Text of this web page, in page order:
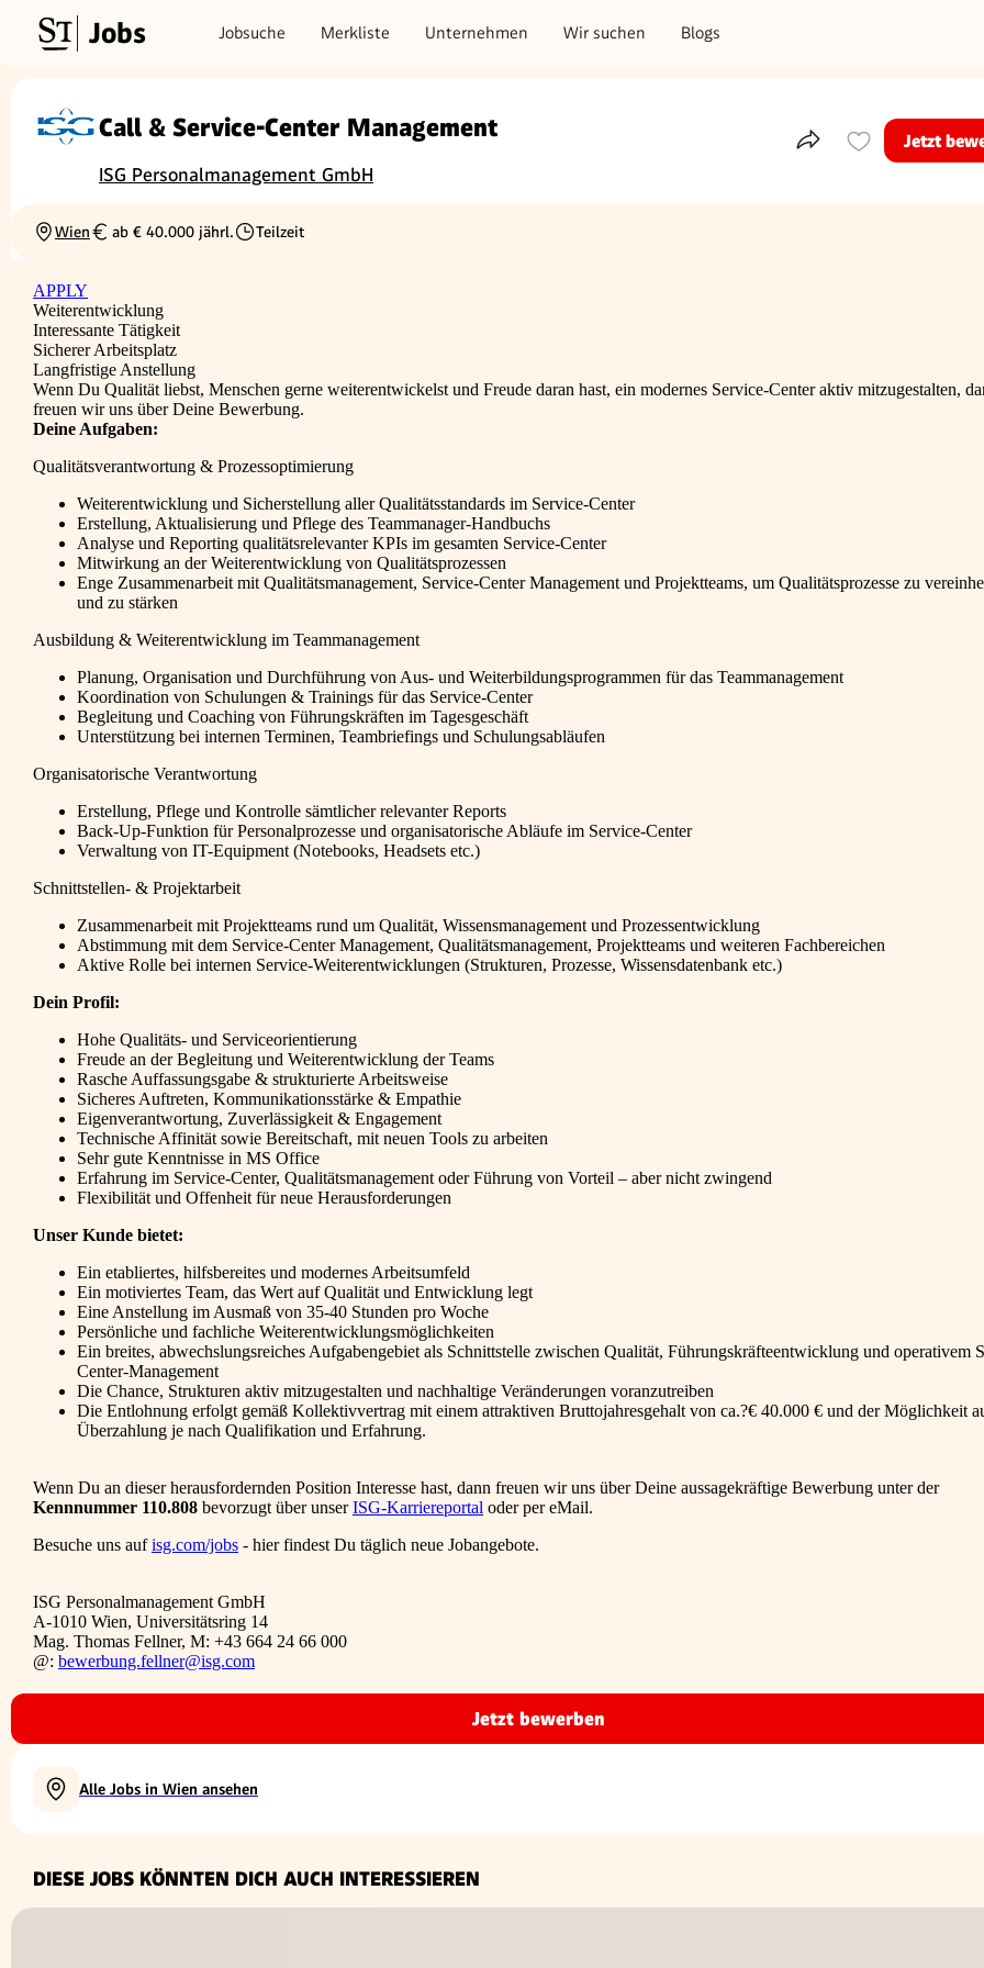
Jobs Jobsuche Merkliste Unternehmen Wir suchen Blogs
Call & Service-Center Management
ISG Personalmanagement GmbH
Teile dieses Inserat
Jetzt
Ortschaft
Wien
Gehalt
ab € 40.000 jährl.
Beschäftigungsart
Teilzeit
APPLY
Weiterentwicklung
Interessante Tätigkeit
Sicherer Arbeitsplatz
Langfristige Anstellung
Wenn Du Qualität liebst, Menschen gerne weiterentwickelst und Freude daran hast, ein modernes Service-Center aktiv mitzugestalten,
freuen wir uns über Deine Bewerbung.
Deine Aufgaben:
Qualitätsverantwortung & Prozessoptimierung
Weiterentwicklung und Sicherstellung aller Qualitätsstandards im Service-Center
Erstellung, Aktualisierung und Pflege des Teammanager-Handbuchs
Analyse und Reporting qualitätsrelevanter KPIs im gesamten Service-Center
Mitwirkung an der Weiterentwicklung von Qualitätsprozessen
Enge Zusammenarbeit mit Qualitätsmanagement, Service-Center Management und Projektteams, um Qualitätsprozesse zu
und zu stärken
Ausbildung & Weiterentwicklung im Teammanagement
Planung, Organisation und Durchführung von Aus- und Weiterbildungsprogrammen für das Teammanagement
Koordination von Schulungen & Trainings für das Service-Center
Begleitung und Coaching von Führungskräften im Tagesgeschäft
Unterstützung bei internen Terminen, Teambriefings und Schulungsabläufen
Organisatorische Verantwortung
Erstellung, Pflege und Kontrolle sämtlicher relevanter Reports
Back-Up-Funktion für Personalprozesse und organisatorische Abläufe im Service-Center
Verwaltung von IT-Equipment (Notebooks, Headsets etc.)
Schnittstellen- & Projektarbeit
Zusammenarbeit mit Projektteams rund um Qualität, Wissensmanagement und Prozessentwicklung
Abstimmung mit dem Service-Center Management, Qualitätsmanagement, Projektteams und weiteren Fachbereichen
Aktive Rolle bei internen Service-Weiterentwicklungen (Strukturen, Prozesse, Wissensdatenbank etc.)
Dein Profil:
Hohe Qualitäts- und Serviceorientierung
Freude an der Begleitung und Weiterentwicklung der Teams
Rasche Auffassungsgabe & strukturierte Arbeitsweise
Sicheres Auftreten, Kommunikationsstärke & Empathie
Eigenverantwortung, Zuverlässigkeit & Engagement
Technische Affinität sowie Bereitschaft, mit neuen Tools zu arbeiten
Sehr gute Kenntnisse in MS Office
Erfahrung im Service-Center, Qualitätsmanagement oder Führung von Vorteil – aber nicht zwingend
Flexibilität und Offenheit für neue Herausforderungen
Unser Kunde bietet:
Ein etabliertes, hilfsbereites und modernes Arbeitsumfeld
Ein motiviertes Team, das Wert auf Qualität und Entwicklung legt
Eine Anstellung im Ausmaß von 35-40 Stunden pro Woche
Persönliche und fachliche Weiterentwicklungsmöglichkeiten
Ein breites, abwechslungsreiches Aufgabengebiet als Schnittstelle zwischen Qualität, Führungskräfteentwicklung und operativem
Center-Management
Die Chance, Strukturen aktiv mitzugestalten und nachhaltige Veränderungen voranzutreiben
Die Entlohnung erfolgt gemäß Kollektivvertrag mit einem attraktiven Bruttojahresgehalt von ca.?€ 40.000 € und der Möglichkeit
Überzahlung je nach Qualifikation und Erfahrung.
Wenn Du an dieser herausfordernden Position Interesse hast, dann freuen wir uns über Deine aussagekräftige Bewerbung unter der
Kennnummer 110.808 bevorzugt über unserISG-Karriereportal oder per eMail.
Besuche uns aufisg.com/jobs - hier findest Du täglich neue Jobangebote.
ISG Personalmanagement GmbH
A-1010 Wien, Universitätsring 14
Mag. Thomas Fellner, M: +43 664 24 66 000
@: bewerbung.fellner@isg.com
Jetzt bewerben
Alle Jobs in Wien ansehen
DIESE JOBS KÖNNTEN DICH AUCH INTERESSIEREN